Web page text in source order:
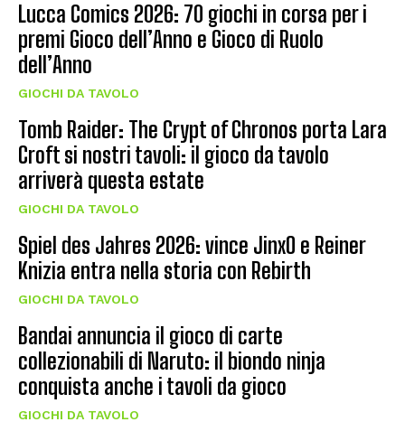
Lucca Comics 2026: 70 giochi in corsa per i
premi Gioco dell’Anno e Gioco di Ruolo
dell’Anno
GIOCHI DA TAVOLO
Tomb Raider: The Crypt of Chronos porta Lara
Croft si nostri tavoli: il gioco da tavolo
arriverà questa estate
GIOCHI DA TAVOLO
Spiel des Jahres 2026: vince JinxO e Reiner
Knizia entra nella storia con Rebirth
GIOCHI DA TAVOLO
Bandai annuncia il gioco di carte
collezionabili di Naruto: il biondo ninja
conquista anche i tavoli da gioco
GIOCHI DA TAVOLO